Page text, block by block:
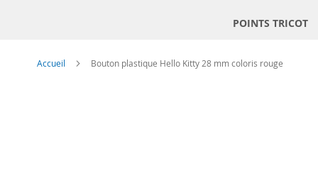
POINTS TRICOT
Accueil Bouton plastique Hello Kitty 28 mm coloris rouge